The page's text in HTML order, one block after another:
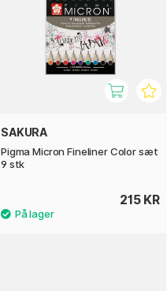
SAKURA
Pigma Micron Fineliner Color sæt
9 stk
215 KR